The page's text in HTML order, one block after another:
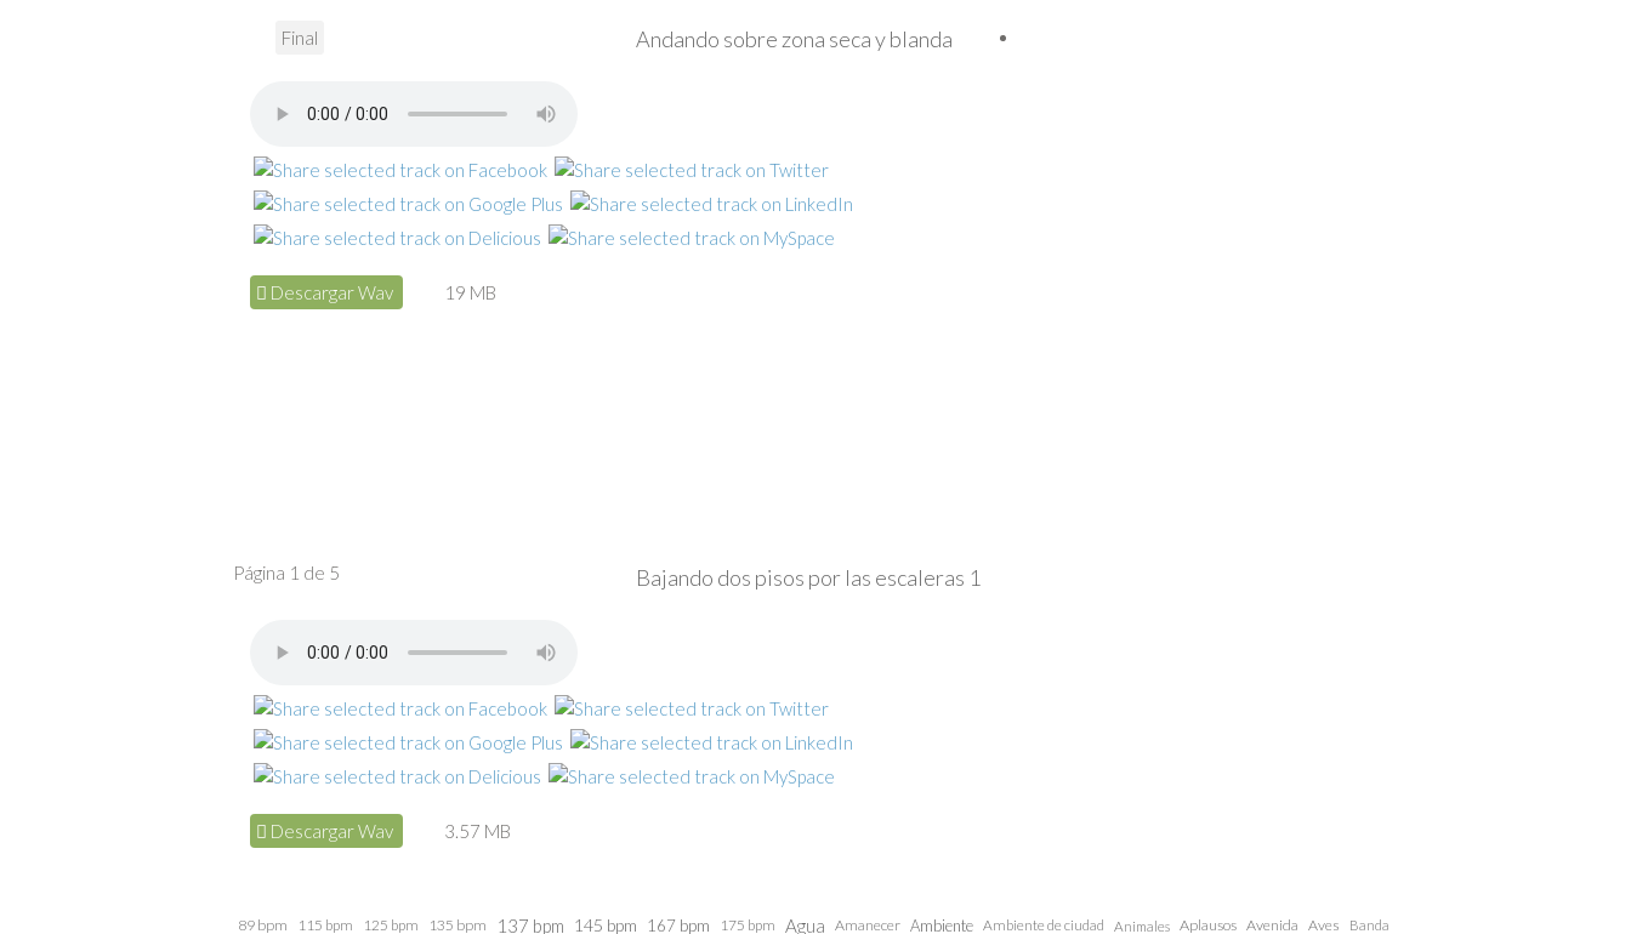
Andando sobre zona seca y blanda
Descargar Wav 19 MB
Bajando dos pisos por las escaleras 1
Descargar Wav 3.57 MB
Final
Página 1 de 5
89 bpm 115 bpm 125 bpm 135 bpm 137 bpm 145 bpm 167 bpm 175 bpm Agua Amanecer Ambiente Ambiente de ciudad Animales Aplausos Avenida Aves Banda